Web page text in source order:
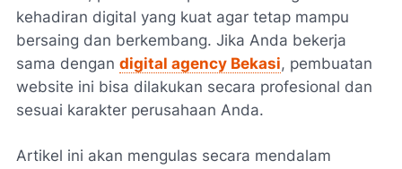
kehadiran digital yang kuat agar tetap mampu
bersaing dan berkembang. Jika Anda bekerja
sama dengan digital agency Bekasi, pembuatan
website ini bisa dilakukan secara profesional dan
sesuai karakter perusahaan Anda.
Artikel ini akan mengulas secara mendalam